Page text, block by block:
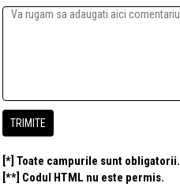
[*] Toate campurile sunt obligatorii.
[**] Codul HTML nu este permis.